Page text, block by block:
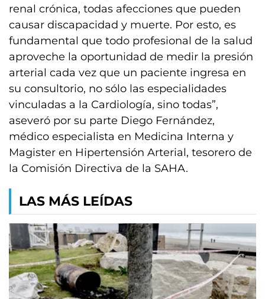
renal crónica, todas afecciones que pueden
causar discapacidad y muerte. Por esto, es
fundamental que todo profesional de la salud
aproveche la oportunidad de medir la presión
arterial cada vez que un paciente ingresa en
su consultorio, no sólo las especialidades
vinculadas a la Cardiología, sino todas”,
aseveró por su parte Diego Fernández,
médico especialista en Medicina Interna y
Magister en Hipertensión Arterial, tesorero de
la Comisión Directiva de la SAHA.
LAS MÁS LEÍDAS